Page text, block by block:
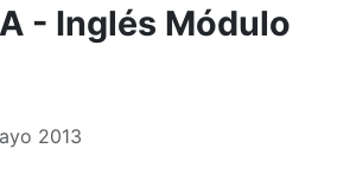
- Inglés Módulo
2013